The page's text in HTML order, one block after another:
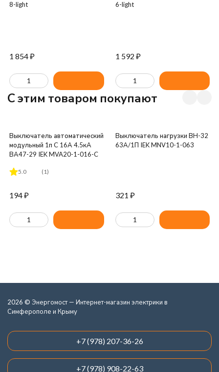
8-light
1 854₽
6-light
1 592 ₽
C этим товаром покупают
Выключатель автоматический
модульный 1п C 16А 4.5кА
ВА47-29 IEK MVA20-1-016-C
5.0 (1)
194₽
Выключатель нагрузки ВН-32
63А/1П IEK MNV10-1-063
321 ₽
2026 © Энергомост — Интернет-магазин электрики в
Симферополе и Крыму
+7 (978) 207-36-26
+7 (978) 908-22-63